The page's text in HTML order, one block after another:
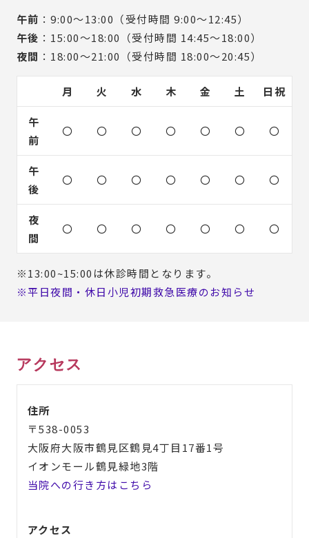
午前 ：9:00～13:00（受付時間 9:00～12:45）
午後 ：15:00～18:00（受付時間 14:45～18:00）
夜間 ：18:00～21:00（受付時間 18:00～20:45）
月 火 水 木 金 土 日祝
午
前
〇 〇 〇 〇 〇 〇 〇
午
後
〇 〇 〇 〇 〇 〇 〇
夜
間
〇 〇 〇 〇 〇 〇 〇
※13:00~15:00は休診時間となります。
※平日夜間・休日小児初期救急医療のお知らせ
アクセス
住所
〒538-0053
大阪府大阪市鶴見区鶴見4丁目17番1号
イオンモール鶴見緑地3階
当院への行き方はこちら
アクセス